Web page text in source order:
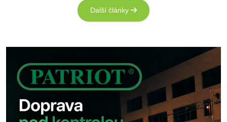
Další články